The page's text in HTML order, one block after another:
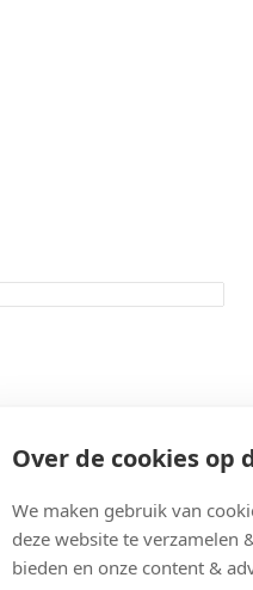
Over de cookies op
We maken gebruik van
deze website te verzamelen
bieden en onze content &